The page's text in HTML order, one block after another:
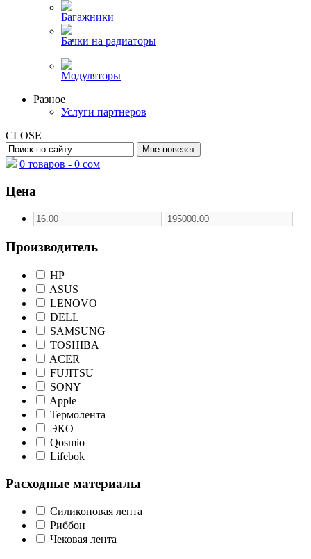
Багажники
Бачки на радиаторы
Модуляторы
Разное
Услуги партнеров
CLOSE
0 товаров - 0 сом
Цена
Производитель
HP
ASUS
LENOVO
DELL
SAMSUNG
TOSHIBA
ACER
FUJITSU
SONY
Apple
Термолента
ЭКО
Qosmio
Lifebok
Расходные материалы
Силиконовая лента
Риббон
Чековая лента